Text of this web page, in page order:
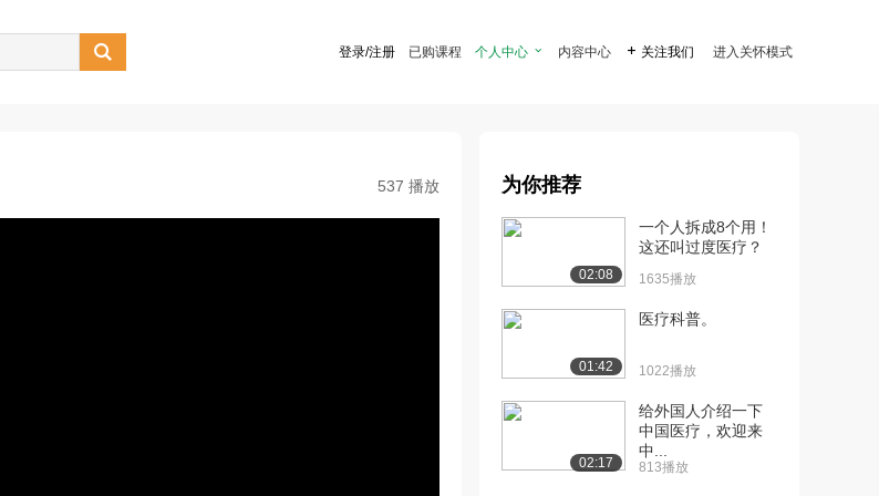
 登录/注册 已购课程 个人中心  内容中心  关注我们 进入关怀模式
537 播放 为你推荐
02:08
一个人拆成8个用！
这还叫过度医疗？
1635播放
01:42
医疗科普。
1022播放
02:17
给外国人介绍一下
中国医疗，欢迎来
中...
813播放